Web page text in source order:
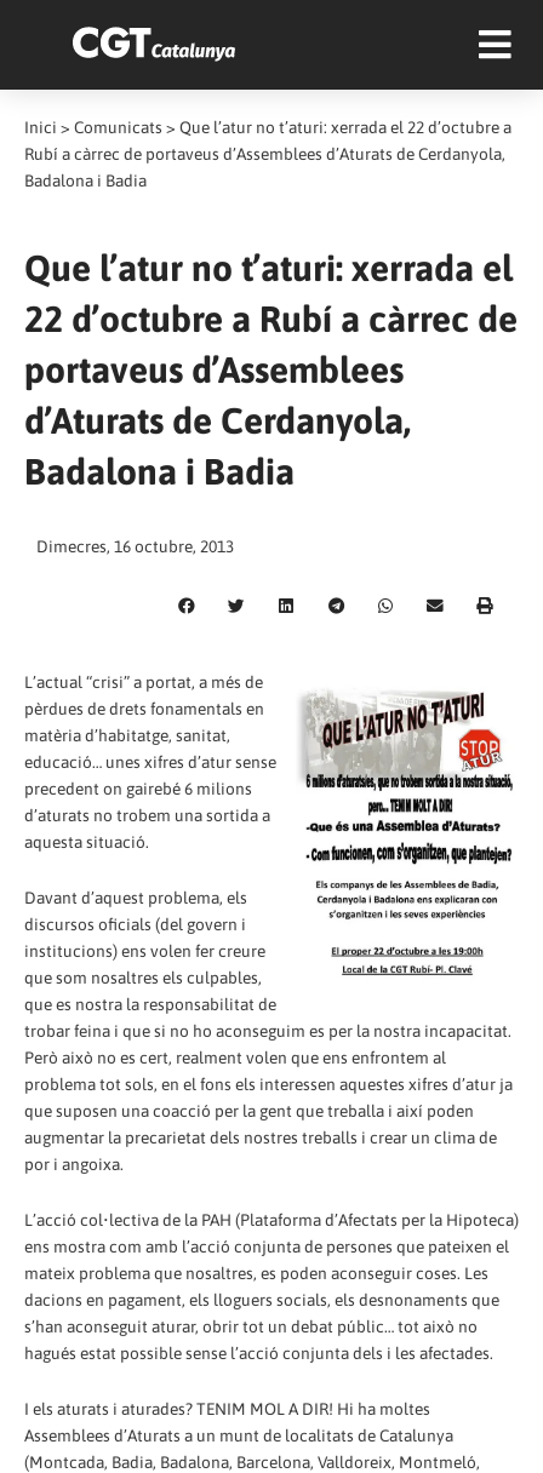
Inici > Comunicats > Que l’atur no t’aturi: xerrada el 22 d’octubre a
Rubí a càrrec de portaveus d’Assemblees d’Aturats de Cerdanyola,
Badalona i Badia
Que l’atur no t’aturi: xerrada el
22 d’octubre a Rubí a càrrec de
portaveus d’Assemblees
d’Aturats de Cerdanyola,
Badalona i Badia
Dimecres, 16 octubre, 2013
L’actual “crisi” a portat, a més de
pèrdues de drets fonamentals en
matèria d’habitatge, sanitat,
educació… unes xifres d’atur sense
precedent on gairebé 6 milions
d’aturats no trobem una sortida a
aquesta situació.
Davant d’aquest problema, els
discursos oficials (del govern i
institucions) ens volen fer creure
que som nosaltres els culpables,
que es nostra la responsabilitat de
trobar feina i que si no ho aconseguim es per la nostra incapacitat.
Però això no es cert, realment volen que ens enfrontem al
problema tot sols, en el fons els interessen aquestes xifres d’atur ja
que suposen una coacció per la gent que treballa i així poden
augmentar la precarietat dels nostres treballs i crear un clima de
por i angoixa.
L’acció col•lectiva de la PAH (Plataforma d’Afectats per la Hipoteca)
ens mostra com amb l’acció conjunta de persones que pateixen el
mateix problema que nosaltres, es poden aconseguir coses. Les
dacions en pagament, els lloguers socials, els desnonaments que
s’han aconseguit aturar, obrir tot un debat públic… tot això no
hagués estat possible sense l’acció conjunta dels i les afectades.
I els aturats i aturades? TENIM MOL A DIR! Hi ha moltes
Assemblees d’Aturats a un munt de localitats de Catalunya
(Montcada, Badia, Badalona, Barcelona, Valldoreix, Montmeló,